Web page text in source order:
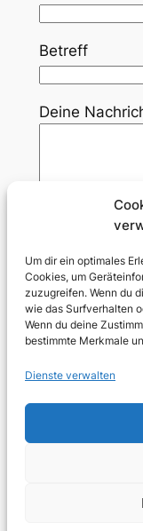
Um dir ein optimales
Cookies, um
zuzugreifen. Wenn du
wie das Surfverhalten
Wenn du deine
bestimmte Merkmale
Dienste verwalten
Betreff
Deine
Mit dem
stimme ich
im Rahmen